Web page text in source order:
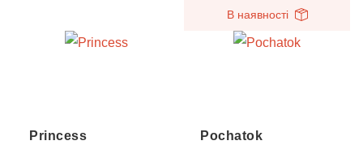
Princess
В наявності
Pochatok